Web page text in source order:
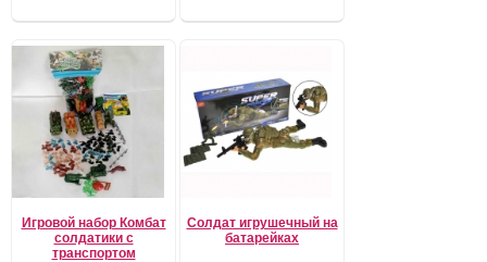
Игровой набор Комбат
солдатики с
транспортом
Солдат игрушечный на
батарейках